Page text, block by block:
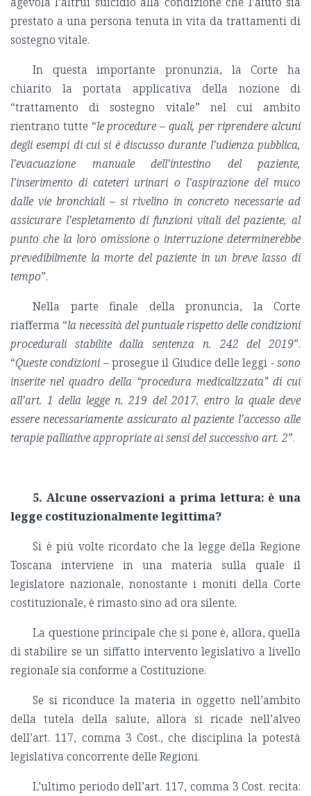
prestato a una persona tenuta in vita da trattamenti di
sostegno vitale.
In questa importante pronunzia, la Corte ha
chiarito la portata applicativa della nozione di
“trattamento di sostegno vitale” nel cui ambito
rientrano tutte “le procedure – quali, per riprendere alcuni
degli esempi di cui si è discusso durante l’udienza pubblica,
l’evacuazione manuale dell’intestino del paziente,
l’inserimento di cateteri urinari o l’aspirazione del muco
dalle vie bronchiali – si rivelino in concreto necessarie ad
assicurare l’espletamento di funzioni vitali del paziente, al
punto che la loro omissione o interruzione determinerebbe
prevedibilmente la morte del paziente in un breve lasso di
tempo”.
Nella parte finale della pronuncia, la Corte
riafferma “la necessità del puntuale rispetto delle condizioni
procedurali stabilite dalla sentenza n. 242 del 2019”.
“Queste condizioni – prosegue il Giudice delle leggi -sono
inserite nel quadro della “procedura medicalizzata” di cui
all’art. 1 della legge n. 219 del 2017, entro la quale deve
essere necessariamente assicurato al paziente l’accesso alle
terapie palliative appropriate ai sensi del successivo art. 2”.
5. Alcune osservazioni a prima lettura: è una
legge costituzionalmente legittima?
Si è più volte ricordato che la legge della Regione
Toscana interviene in una materia sulla quale il
legislatore nazionale, nonostante i moniti della Corte
costituzionale, è rimasto sino ad ora silente.
La questione principale che si pone è, allora, quella
di stabilire se un siffatto intervento legislativo a livello
regionale sia conforme a Costituzione.
Se si riconduce la materia in oggetto nell’ambito
della tutela della salute, allora si ricade nell’alveo
dell’art. 117, comma 3 Cost., che disciplina la potestà
legislativa concorrente delle Regioni.
L’ultimo periodo dell’art. 117, comma 3 Cost. recita: